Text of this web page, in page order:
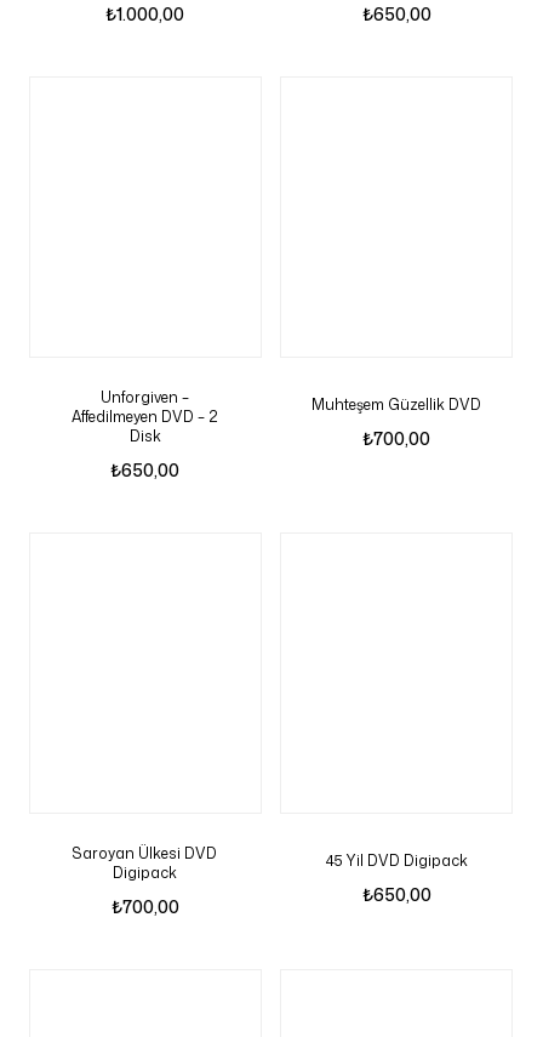
₺1.000,00 ₺650,00
Unforgiven –
Affedilmeyen DVD – 2
Disk
₺650,00
Muhteşem Güzellik DVD
₺700,00
Saroyan Ülkesi DVD
Digipack
₺700,00
45 Yil DVD Digipack
₺650,00